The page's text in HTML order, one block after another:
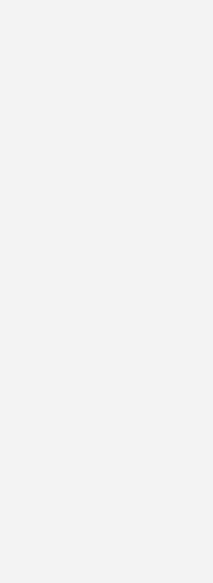
Journey – vom
Sie in unserer aktuellen Podcast-
zählen, warum ein einfacher Anruf
und was Boris Becker damit zu tun